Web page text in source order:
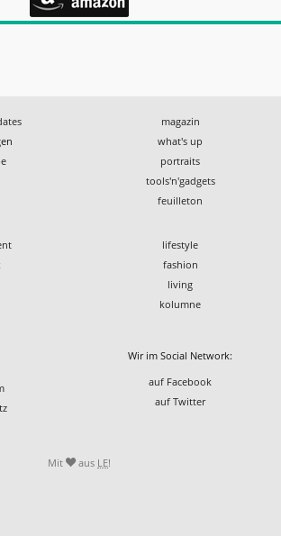
magazin
what's up
portraits
tools'n'gadgets
feuilleton
lifestyle
fashion
living
kolumne
Wir im Social Network:
auf Facebook
auf Twitter
Mit aus LE!